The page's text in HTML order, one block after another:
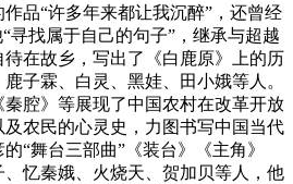
品“许多年来都让我沉醉”，还曾经
寻找属于自己的句子”，继承与超越
在故乡，写出了《白鹿原》上的历
子霖、白灵、黑娃、田小娥等人。
腔》等展现了中国农村在改革开放
农民的心灵史，力图书写中国当代
“舞台三部曲”《装台》《主角》
、忆秦娥、火烧天、贺加贝等人，他